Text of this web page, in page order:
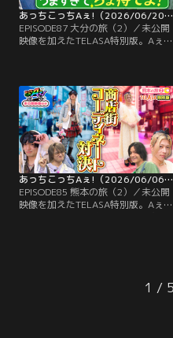
あっちこっちAぇ!（2026/06/20放送分）第87話
EPISODE87 大分の旅（2）／未公開
映像を加えたTELASA特別版。Aぇ!
に挑戦！1店舗目、見事正解した正
門だったが、なぜか即席一発ギャグ
を披露する羽目に…正門のギャグに
末澤は「気持ち悪いギャグ」と一
蹴！
あっちこっちAぇ!（2026/06/06放送分）第85話
EPISODE85 熊本の旅（2）／未公開
映像を加えたTELASA特別版。Aぇ!
「NANA」の世界観を表現したコー
1